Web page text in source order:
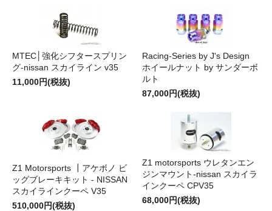
MTEC│強化シフタースプリン
グ-nissan スカイライン v35
11,000円(税抜)
Racing-Series by J's Design
ホイールナット by サンダーボ
ルト
87,000円(税抜)
Z1 Motorsports ┃アケボノ ビ
ッグブレーキキット - NISSAN
スカイラインクーペ V35
510,000円(税抜)
Z1 motorsports ウレタンエン
ジンマウント-nissan スカイラ
インクーペ CPV35
68,000円(税抜)